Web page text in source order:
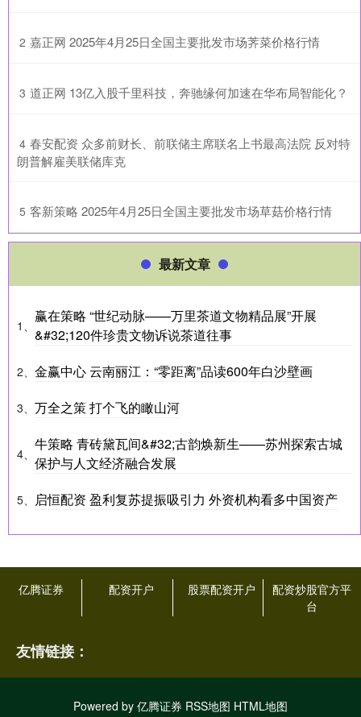
2 ​嘉正网 2025年4月25日全国主要批发市场荠菜价格行情
3 ​道正网 13亿入股千里科技，奔驰缘何加速在华布局智能化？
4 ​春安配资 众多前财长、前联储主席联名上书最高法院 反对特
朗普解雇美联储库克
5 ​客新策略 2025年4月25日全国主要批发市场草菇价格行情
最新文章
1、
赢在策略 “世纪动脉——万里茶道文物精品展”开展
&#32;120件珍贵文物诉说茶道往事
2、 金赢中心 云南丽江：“零距离”品读600年白沙壁画
3、 万全之策 打个飞的瞰山河
4、
牛策略 青砖黛瓦间&#32;古韵焕新生——苏州探索古城
保护与人文经济融合发展
5、 启恒配资 盈利复苏提振吸引力 外资机构看多中国资产
亿腾证券 配资开户 股票配资开户
配资炒股官方平
台
友情链接：
Powered by 亿腾证券 RSS地图 HTML地图